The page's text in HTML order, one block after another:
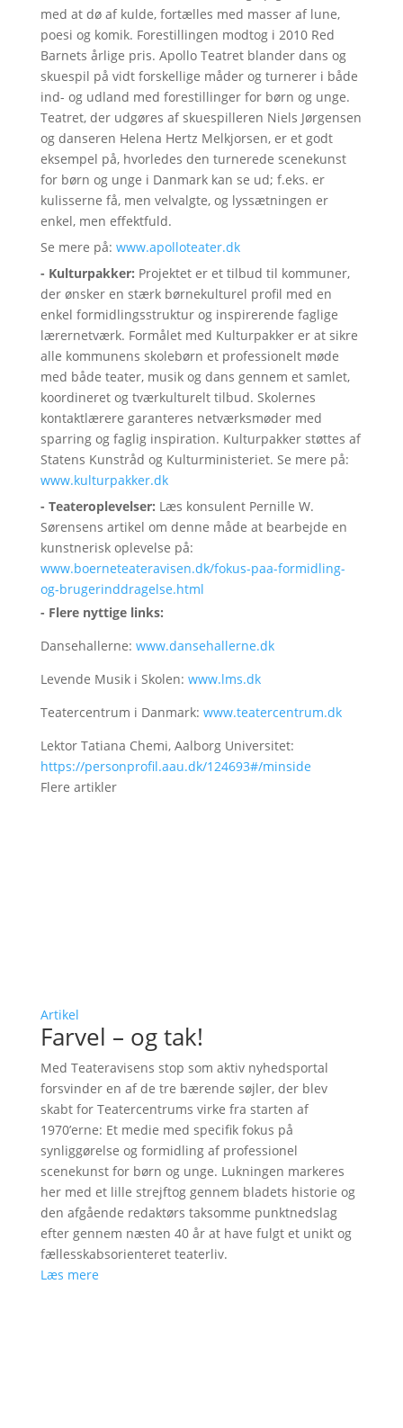
med at dø af kulde, fortælles med masser af lune,
poesi og komik. Forestillingen modtog i 2010 Red
Barnets årlige pris. Apollo Teatret blander dans og
skuespil på vidt forskellige måder og turnerer i både
ind- og udland med forestillinger for børn og unge.
Teatret, der udgøres af skuespilleren Niels Jørgensen
og danseren Helena Hertz Melkjorsen, er et godt
eksempel på, hvorledes den turnerede scenekunst
for børn og unge i Danmark kan se ud; f.eks. er
kulisserne få, men velvalgte, og lyssætningen er
enkel, men effektfuld.
Se mere på: www.apolloteater.dk
- Kulturpakker: Projektet er et tilbud til kommuner,
der ønsker en stærk børnekulturel profil med en
enkel formidlingsstruktur og inspirerende faglige
lærernetværk. Formålet med Kulturpakker er at sikre
alle kommunens skolebørn et professionelt møde
med både teater, musik og dans gennem et samlet,
koordineret og tværkulturelt tilbud. Skolernes
kontaktlærere garanteres netværksmøder med
sparring og faglig inspiration. Kulturpakker støttes af
Statens Kunstråd og Kulturministeriet. Se mere på:
www.kulturpakker.dk
- Teateroplevelser: Læs konsulent Pernille W.
Sørensens artikel om denne måde at bearbejde en
kunstnerisk oplevelse på:
www.boerneteateravisen.dk/fokus-paa-formidling-
og-brugerinddragelse.html
- Flere nyttige links:
Dansehallerne: www.dansehallerne.dk
Levende Musik i Skolen: www.lms.dk
Teatercentrum i Danmark: www.teatercentrum.dk
Lektor Tatiana Chemi, Aalborg Universitet:
https://personprofil.aau.dk/124693#/minside
Flere artikler
Artikel
Farvel – og tak!
Med Teateravisens stop som aktiv nyhedsportal
forsvinder en af de tre bærende søjler, der blev
skabt for Teatercentrums virke fra starten af
1970’erne: Et medie med specifik fokus på
synliggørelse og formidling af professionel
scenekunst for børn og unge. Lukningen markeres
her med et lille strejftog gennem bladets historie og
den afgående redaktørs taksomme punktnedslag
efter gennem næsten 40 år at have fulgt et unikt og
fællesskabsorienteret teaterliv.
Læs mere